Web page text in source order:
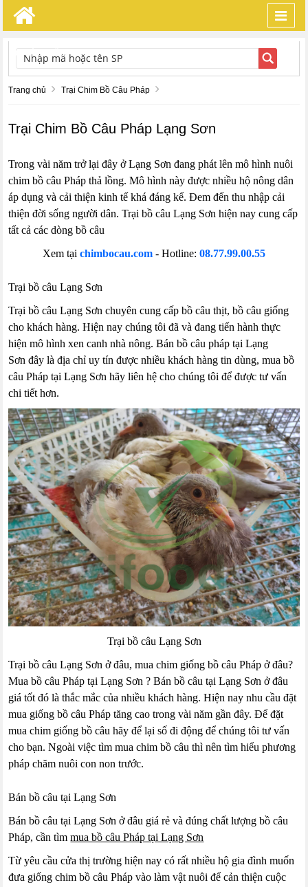
TÌM KIẾM
Trang chủ Trại Chim Bồ Câu Pháp
Trại Chim Bồ Câu Pháp Lạng Sơn
Trong vài năm trở lại đây ở Lạng Sơn đang phát lên mô hình nuôi
chim bồ câu Pháp thả lồng. Mô hình này được nhiều hộ nông dân
áp dụng và cải thiện kinh tế khá đáng kể. Đem đến thu nhập cải
thiện đời sống người dân. Trại bồ câu Lạng Sơn hiện nay cung cấp
tất cả các dòng bồ câu
Xem tại chimbocau.com - Hotline: 08.77.99.00.55
Trại bồ câu Lạng Sơn
Trại bồ câu Lạng Sơn chuyên cung cấp bồ câu thịt, bồ câu giống
cho khách hàng. Hiện nay chúng tôi đã và đang tiến hành thực
hiện mô hình xen canh nhà nông. Bán bồ câu pháp tại Lạng
Sơn đây là địa chỉ uy tín được nhiều khách hàng tin dùng, mua bồ
câu Pháp tại Lạng Sơn hãy liên hệ cho chúng tôi để được tư vấn
chi tiết hơn.
Trại bồ câu Lạng Sơn
Trại bồ câu Lạng Sơn ở đâu, mua chim giống bồ câu Pháp ở đâu?
Mua bồ câu Pháp tại Lạng Sơn ? Bán bồ câu tại Lạng Sơn ở đâu
giá tốt đó là thắc mắc của nhiều khách hàng. Hiện nay nhu cầu đặt
mua giống bồ câu Pháp tăng cao trong vài năm gần đây. Để đặt
mua chim giống bồ câu hãy để lại số đi động để chúng tôi tư vấn
cho bạn. Ngoài việc tìm mua chim bồ câu thì nên tìm hiểu phương
pháp chăm nuôi con non trước.
Bán bồ câu tại Lạng Sơn
Bán bồ câu tại Lạng Sơn ở đâu giá rẻ và đúng chất lượng bồ câu
Pháp, cần tìmmua bồ câu Pháp tại Lạng Sơn
Từ yêu cầu cửa thị trường hiện nay có rất nhiều hộ gia đình muốn
đưa giống chim bồ câu Pháp vào làm vật nuôi để cản thiện cuộc